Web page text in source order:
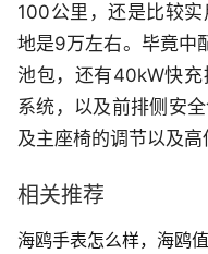
100公里，还是比较
地是9万左右。毕竟中
池包，还有40kW快
系统，以及前排侧安
及主座椅的调节以及高
相关推荐
海鸥手表怎么样，海鸥